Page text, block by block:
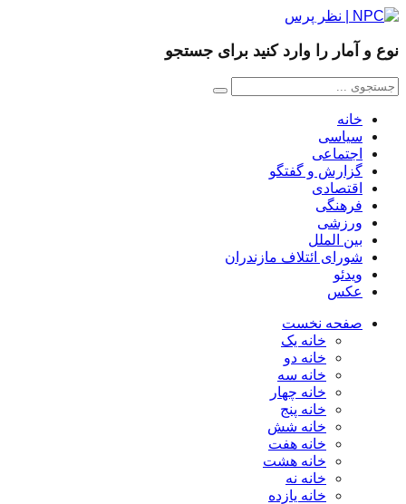
نوع و آمار را وارد کنید برای جستجو
خانه
سیاسی
اجتماعی
گزارش و گفتگو
اقتصادی
فرهنگی
ورزشی
بین الملل
شورای ائتلاف مازندران
ویدئو
عکس
صفحه نخست
خانه یک
خانه دو
خانه سه
خانه چهار
خانه پنج
خانه شش
خانه هفت
خانه هشت
خانه نه
خانه یازده